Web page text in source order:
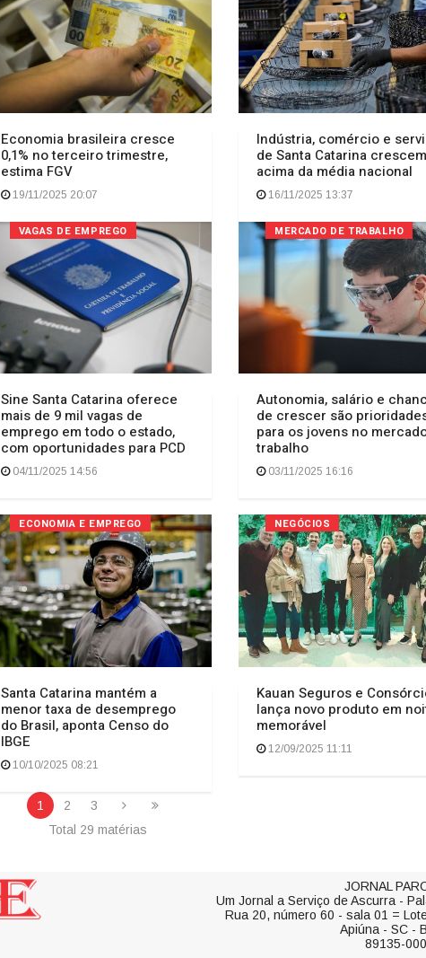
Economia brasileira cresce
0,1% no terceiro trimestre,
estima FGV
19/11/2025 20:07
Indústria, comércio e
de Santa Catarina crescem
acima da média nacional
16/11/2025 13:37
VAGAS DE EMPREGO
Sine Santa Catarina oferece
mais de 9 mil vagas de
emprego em todo o estado,
com oportunidades para PCD
04/11/2025 14:56
MERCADO DE TRABALHO
Autonomia, salário e
de crescer são
para os jovens no
trabalho
03/11/2025 16:16
ECONOMIA E EMPREGO
Santa Catarina mantém a
menor taxa de desemprego
do Brasil, aponta Censo do
IBGE
10/10/2025 08:21
NEGÓCIOS
Kauan Seguros e
lança novo produto em
memorável
12/09/2025 11:11
1 2
3
Total 29 matérias
JORNAL
Um Jornal a Serviço de Ascurra -
Rua 20, número 60 - sala 01 =
Apiúna - SC -
89135-000